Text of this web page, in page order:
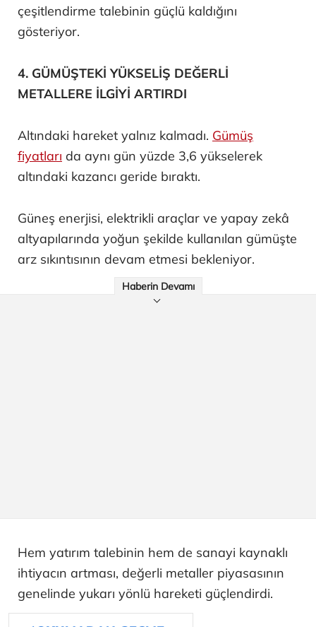
çeşitlendirme talebinin güçlü kaldığını
gösteriyor.
4. GÜMÜŞTEKİ YÜKSELİŞ DEĞERLİ
METALLERE İLGİYİ ARTIRDI
Altındaki hareket yalnız kalmadı. Gümüş
fiyatları da aynı gün yüzde 3,6 yükselerek
altındaki kazancı geride bıraktı.
Güneş enerjisi, elektrikli araçlar ve yapay zekâ
altyapılarında yoğun şekilde kullanılan gümüşte
arz sıkıntısının devam etmesi bekleniyor.
Haberin Devamı
Hem yatırım talebinin hem de sanayi kaynaklı
ihtiyacın artması, değerli metaller piyasasının
genelinde yukarı yönlü hareketi güçlendirdi.